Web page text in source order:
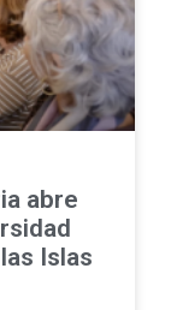
abre
Islas